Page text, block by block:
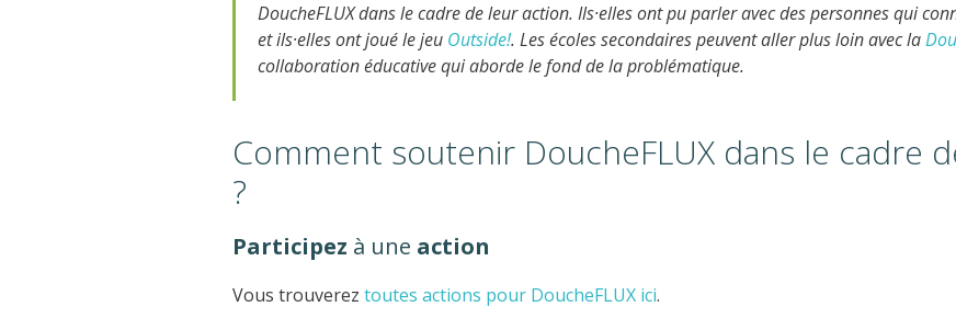
DoucheFLUX dans le cadre de leur action. Ils·elles ont pu parler avec des personnes qui
et ils·elles ont joué le jeu Outside!. Les écoles secondaires peuvent aller plus loin avec la
collaboration éducative qui aborde le fond de la problématique.
Comment soutenir DoucheFLUX dans le cadre
?
Participez à une action
Vous trouverez toutes actions pour DoucheFLUX ici.